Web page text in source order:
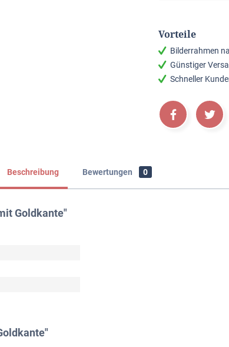
Vorteile
Bilderrahmen
Günstiger
Schneller
Beschreibung Bewertungen 0
Goldkante"